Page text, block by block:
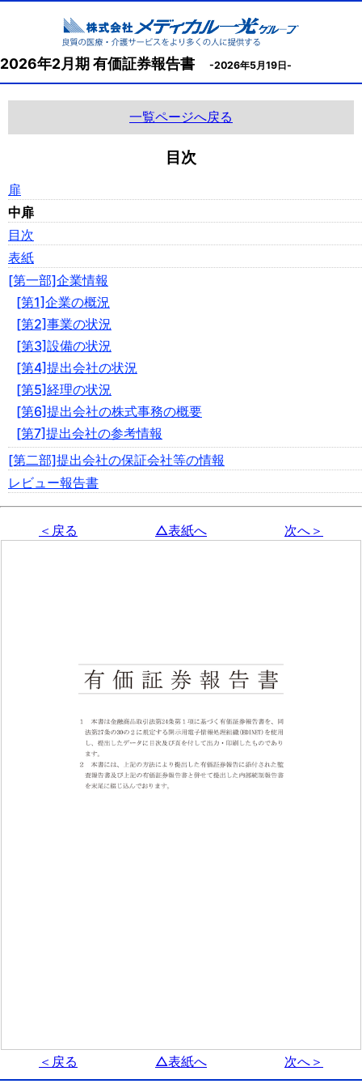
2026年2月期 有価証券報告書 -2026年5月19日-
一覧ページへ戻る
目次
扉
中扉
目次
表紙
[第一部]企業情報
[第1]企業の概況
[第2]事業の状況
[第3]設備の状況
[第4]提出会社の状況
[第5]経理の状況
[第6]提出会社の株式事務の概要
[第7]提出会社の参考情報
[第二部]提出会社の保証会社等の情報
レビュー報告書
＜戻る △表紙へ 次へ＞
＜戻る △表紙へ 次へ＞